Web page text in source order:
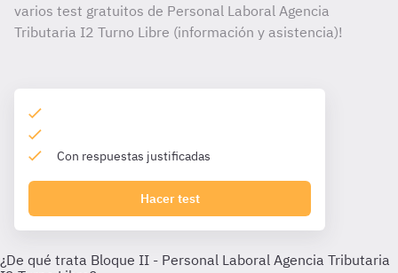
varios test gratuitos de Personal Laboral Agencia
Tributaria I2 Turno Libre (información y asistencia)!
Con respuestas justificadas
Hacer test